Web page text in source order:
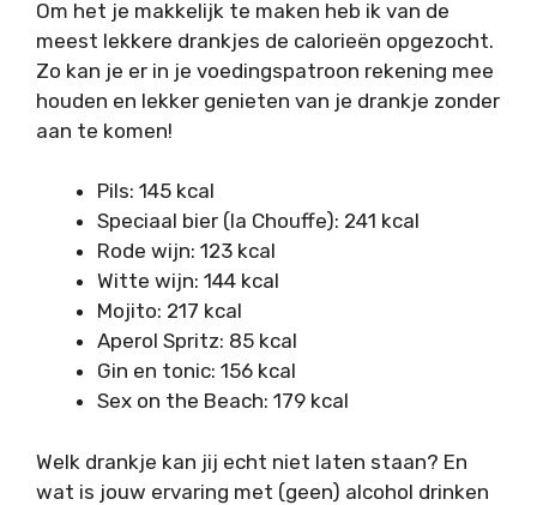
Om het je makkelijk te maken heb ik van de
meest lekkere drankjes de calorieën opgezocht.
Zo kan je er in je voedingspatroon rekening mee
houden en lekker genieten van je drankje zonder
aan te komen!
Pils: 145 kcal
Speciaal bier (la Chouffe): 241 kcal
Rode wijn: 123 kcal
Witte wijn: 144 kcal
Mojito: 217 kcal
Aperol Spritz: 85 kcal
Gin en tonic: 156 kcal
Sex on the Beach: 179 kcal
Welk drankje kan jij echt niet laten staan? En
wat is jouw ervaring met (geen) alcohol drinken